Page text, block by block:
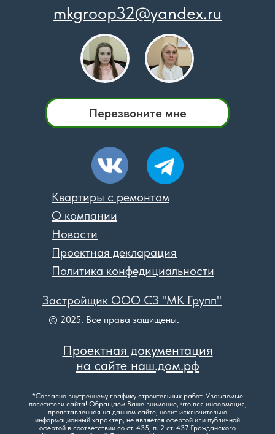
mkgroop32@yandex.ru
*Согласно внутреннему графику строительных работ. Уважаемые
посетители сайта! Обращаем Ваше внимание, что вся информация,
представленная на данном сайте, носит исключительно
информационный характер, не является офертой или публичной
офертой в соответствии со ст. 435, п. 2 ст. 437 Гражданского
Проектная документация
на сайте наш.дом.рф
Перезвоните мне
Проектная декларация
Политика конфедициальности
О компании
Новости
Застройщик ООО СЗ "МК Групп"
© 2025. Все права защищены.
Квартиры с ремонтом